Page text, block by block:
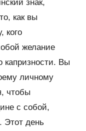
знак,
как вы
кого
желание
капризности. Вы
личному
чтобы
с собой,
день